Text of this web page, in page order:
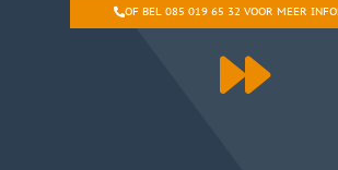
OF BEL 085 019 65 32 VOOR MEER